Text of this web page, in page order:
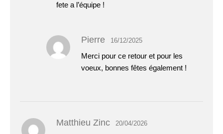
fete a l’équipe !
Pierre 16/12/2025
Merci pour ce retour et pour les
voeux, bonnes fêtes également !
Matthieu Zinc 20/04/2026